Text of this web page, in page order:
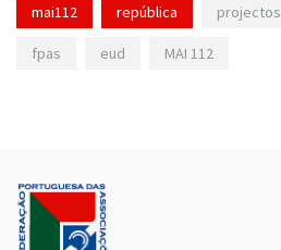
mai112 república projectos
fpas eud MAI 112